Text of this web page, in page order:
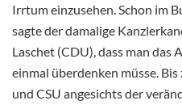
Irrtum einzusehen. Schon im
sagte der damalige
Laschet (CDU), dass man das
einmal überdenken müsse.
und CSU angesichts der